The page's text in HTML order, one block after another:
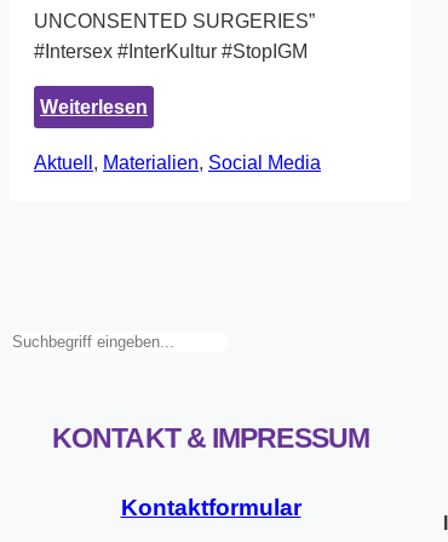
UNCONSENTED SURGERIES”
#Intersex #InterKultur #StopIGM
Weiterlesen
Postkarten
Aktuell , Materialien, Social Media
Suchen
KONTAKT & IMPRESSUM
Kontaktformular